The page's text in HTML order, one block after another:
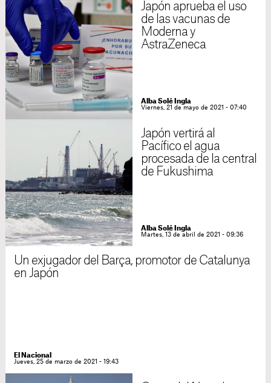
Japón aprueba el uso
de las vacunas de
Moderna y
AstraZeneca
Alba Solé Ingla
Viernes, 21 de mayo de 2021 - 07:40
Japón vertirá al
Pacífico el agua
procesada de la central
de Fukushima
Alba Solé Ingla
Martes, 13 de abril de 2021 - 09:36
Un exjugador del Barça, promotor de Catalunya
en Japón
El Nacional
Jueves, 25 de marzo de 2021 - 19:43